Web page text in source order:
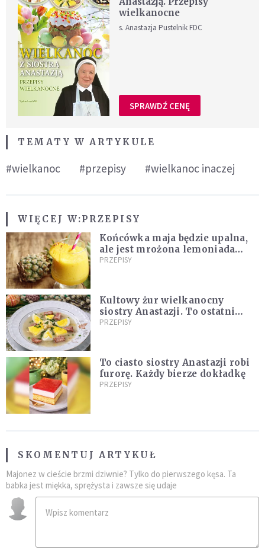
wielkanocne
s. Anastazja Pustelnik FDC
SPRAWDŹ CENĘ
TEMATY W ARTYKULE
#wielkanoc #przepisy #wielkanoc inaczej
WIĘCEJ W:PRZEPISY
Końcówka maja będzie upalna,
ale jest mrożona lemoniada
ananasowa z limonką [PRZEPIS]
PRZEPISY
Kultowy żur wielkanocny
siostry Anastazji. To ostatni
moment, żeby go zrobić!
PRZEPISY
To ciasto siostry Anastazji robi
furorę. Każdy bierze dokładkę
PRZEPISY
SKOMENTUJ ARTYKUŁ
Majonez w cieście brzmi dziwnie? Tylko do pierwszego kęsa. Ta
babka jest miękka, sprężysta i zawsze się udaje